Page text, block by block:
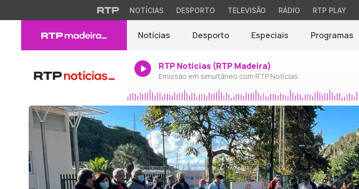
NOTÍCIAS DESPORTO TELEVISÃO RÁDIO RTP PLAY
Notícias Desporto Especiais Programas
RTP Notícias (RTP Madeira)
Emissão em simultâneo com RTP Notícias